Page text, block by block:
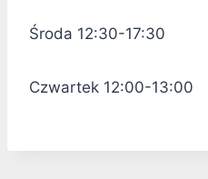
Środa 12:30-17:30
Czwartek 12:00-13:00